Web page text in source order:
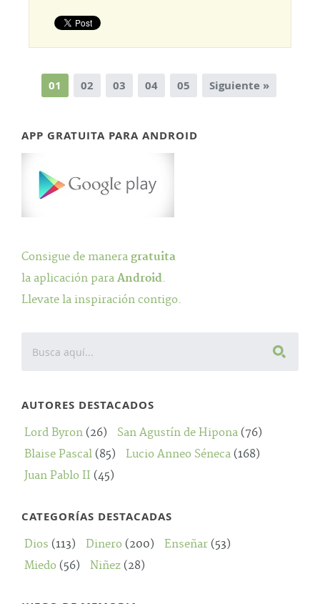
01 02 03 04 05 Siguiente »
APP GRATUITA PARA ANDROID
Consigue de manera gratuita
la aplicación para Android.
Llevate la inspiración contigo.
AUTORES DESTACADOS
Lord Byron (26) San Agustín de Hipona (76)
Blaise Pascal (85) Lucio Anneo Séneca (168)
Juan Pablo II (45)
CATEGORÍAS DESTACADAS
Dios (113) Dinero (200) Enseñar (53)
Miedo (56) Niñez (28)